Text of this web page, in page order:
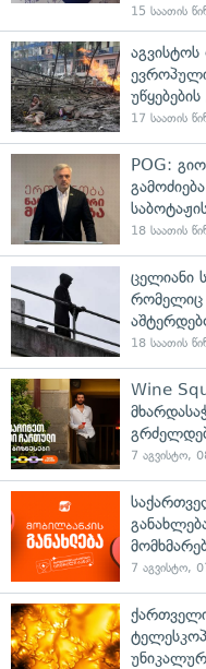
15 საათის
17 საათის
POG:
18 საათის
ცელიანი
რომელიც
18 საათის
Wine
7 აგვისტო,
7 აგვისტო,